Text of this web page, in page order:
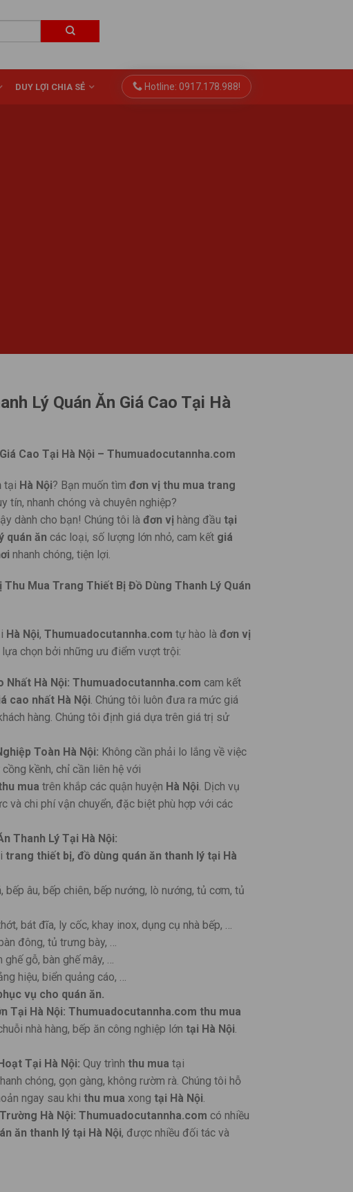
DUY LỢI CHIA SẺ Hotline: 0917.178.988!
Lý Quán Ăn Giá Cao Tại Hà
Cao Tại Hà Nội – Thumuadocutannha.com
tại Hà Nội? Bạn muốn tìm đơn vị thu mua trang
tín, nhanh chóng và chuyên nghiệp?
dành cho bạn! Chúng tôi là đơn vị hàng đầu tại
quán ăn các loại, số lượng lớn nhỏ, cam kết giá
nhanh chóng, tiện lợi.
Mua Trang Thiết Bị Đồ Dùng Thanh Lý Quán
Hà Nội, Thumuadocutannha.com tự hào là đơn vị
chọn bởi những ưu điểm vượt trội:
Nhất Hà Nội: Thumuadocutannha.com cam kết
cao nhất Hà Nội. Chúng tôi luôn đưa ra mức giá
hàng. Chúng tôi định giá dựa trên giá trị sử
Toàn Hà Nội: Không cần phải lo lắng về việc
cồng kềnh, chỉ cần liên hệ với
mua trên khắp các quận huyện Hà Nội. Dịch vụ
và chi phí vận chuyển, đặc biệt phù hợp với các
Thanh Lý Tại Hà Nội:
trang thiết bị, đồ dùng quán ăn thanh lý tại Hà
bếp âu, bếp chiên, bếp nướng, lò nướng, tủ cơm, tủ
bát đĩa, ly cốc, khay inox, dụng cụ nhà bếp, …
đông, tủ trưng bày, …
ghế gỗ, bàn ghế mây, …
hiệu, biển quảng cáo, …
vụ cho quán ăn.
Tại Hà Nội: Thumuadocutannha.com thu mua
nhà hàng, bếp ăn công nghiệp lớn tại Hà Nội.
Tại Hà Nội: Quy trình thu mua tại
chóng, gọn gàng, không rườm rà. Chúng tôi hỗ
ngay sau khi thu mua xong tại Hà Nội.
Hà Nội: Thumuadocutannha.com có nhiều
ăn thanh lý tại Hà Nội, được nhiều đối tác và